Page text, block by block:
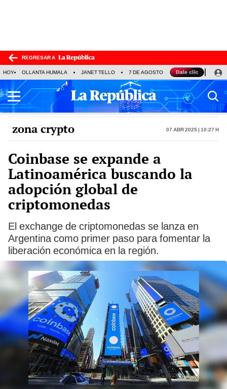
REGRESAR A
HOY OLLANTA HUMALA JANET TELLO 7 DE AGOSTO TINKA RESULTADOS
zona crypto 07 Abr 2025 | 10:27 h
Coinbase se expande a
Latinoamérica buscando la
adopción global de
criptomonedas
El exchange de criptomonedas se lanza en
Argentina como primer paso para fomentar la
liberación económica en la región.